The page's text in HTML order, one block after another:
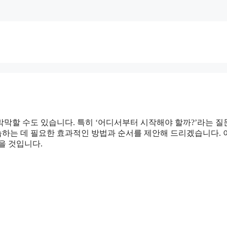
할 수도 있습니다. 특히 ‘어디서부터 시작해야 할까?’라는 질
는 데 필요한 효과적인 방법과 순서를 제안해 드리겠습니다.
것입니다.